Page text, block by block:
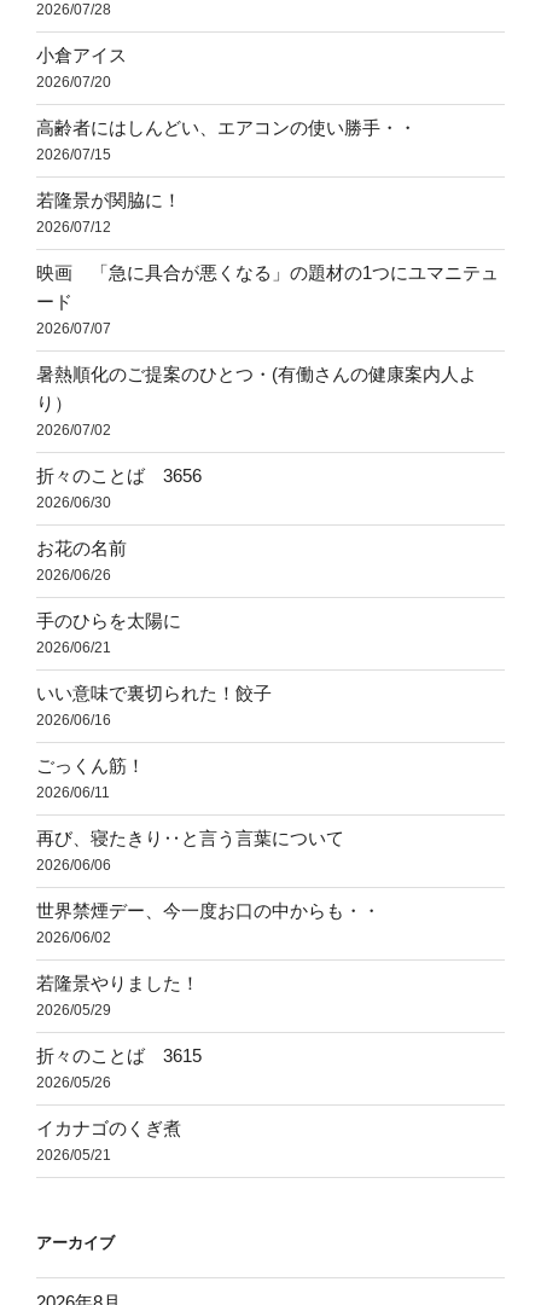
2026/07/28
小倉アイス
2026/07/20
高齢者にはしんどい、エアコンの使い勝手・・
2026/07/15
若隆景が関脇に！
2026/07/12
映画 「急に具合が悪くなる」の題材の1つにユマニテュ
ード
2026/07/07
暑熱順化のご提案のひとつ・(有働さんの健康案内人よ
り）
2026/07/02
折々のことば 3656
2026/06/30
お花の名前
2026/06/26
手のひらを太陽に
2026/06/21
いい意味で裏切られた！餃子
2026/06/16
ごっくん筋！
2026/06/11
再び、寝たきり‥と言う言葉について
2026/06/06
世界禁煙デー、今一度お口の中からも・・
2026/06/02
若隆景やりました！
2026/05/29
折々のことば 3615
2026/05/26
イカナゴのくぎ煮
2026/05/21
アーカイブ